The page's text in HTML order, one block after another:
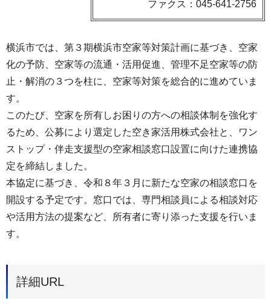
ファクス：045-641-2756
横浜市では、第３期横浜市空家等対策計画に基づき、空家
化の予防、空家等の流通・活用促進、管理不足空家等の防
止・解消の３つを柱に、空家等対策を総合的に進めていま
す。
このたび、空家を所有しお困りの方への相談体制を強化す
るため、公募により選定した空き家活用株式会社と、ワン
ストップ・伴走支援型の空家相談窓口設置に向けた連携協
定を締結しました。
本協定に基づき、令和８年３月に新たな空家の相談窓口を
開設する予定です。窓口では、専門相談員による相談対応
や活用方法の提案など、所有者に寄り添った支援を行いま
す。
詳細URL